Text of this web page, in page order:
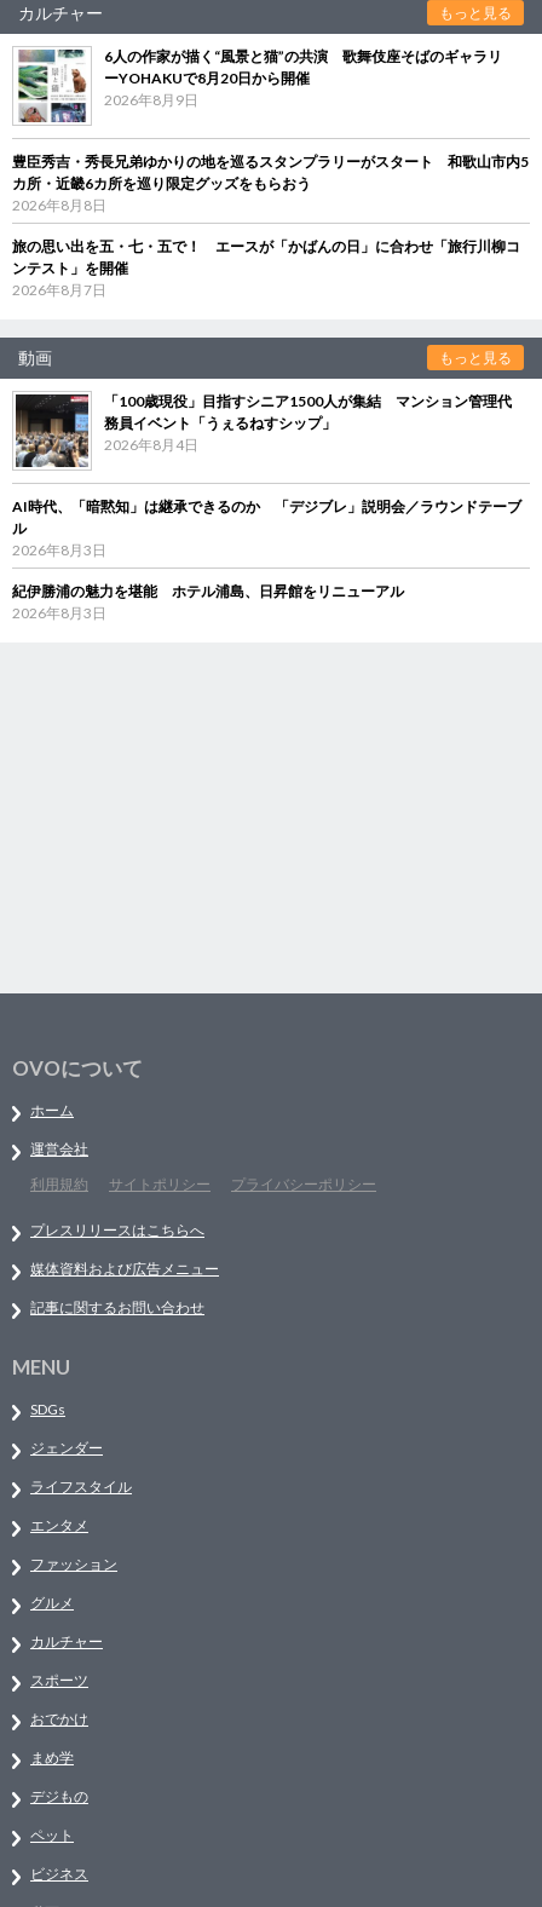
カルチャー もっと見る
6人の作家が描く“風景と猫”の共演 歌舞伎座そばのギャラリ
ーYOHAKUで8月20日から開催
2026年8月9日
豊臣秀吉・秀長兄弟ゆかりの地を巡るスタンプラリーがスタート 和歌山市内5
カ所・近畿6カ所を巡り限定グッズをもらおう
2026年8月8日
旅の思い出を五・七・五で！ エースが「かばんの日」に合わせ「旅行川柳コ
ンテスト」を開催
2026年8月7日
動画 もっと見る
「100歳現役」目指すシニア1500人が集結 マンション管理代
務員イベント「うぇるねすシップ」
2026年8月4日
AI時代、「暗黙知」は継承できるのか 「デジブレ」説明会／ラウンドテーブ
ル
2026年8月3日
紀伊勝浦の魅力を堪能 ホテル浦島、日昇館をリニューアル
2026年8月3日
OVOについて
ホーム
運営会社
利用規約
サイトポリシー プライバシーポリシー
プレスリリースはこちらへ
媒体資料および広告メニュー
記事に関するお問い合わせ
MENU
SDGs
ジェンダー
ライフスタイル
エンタメ
ファッション
グルメ
カルチャー
スポーツ
おでかけ
まめ学
デジもの
ペット
ビジネス